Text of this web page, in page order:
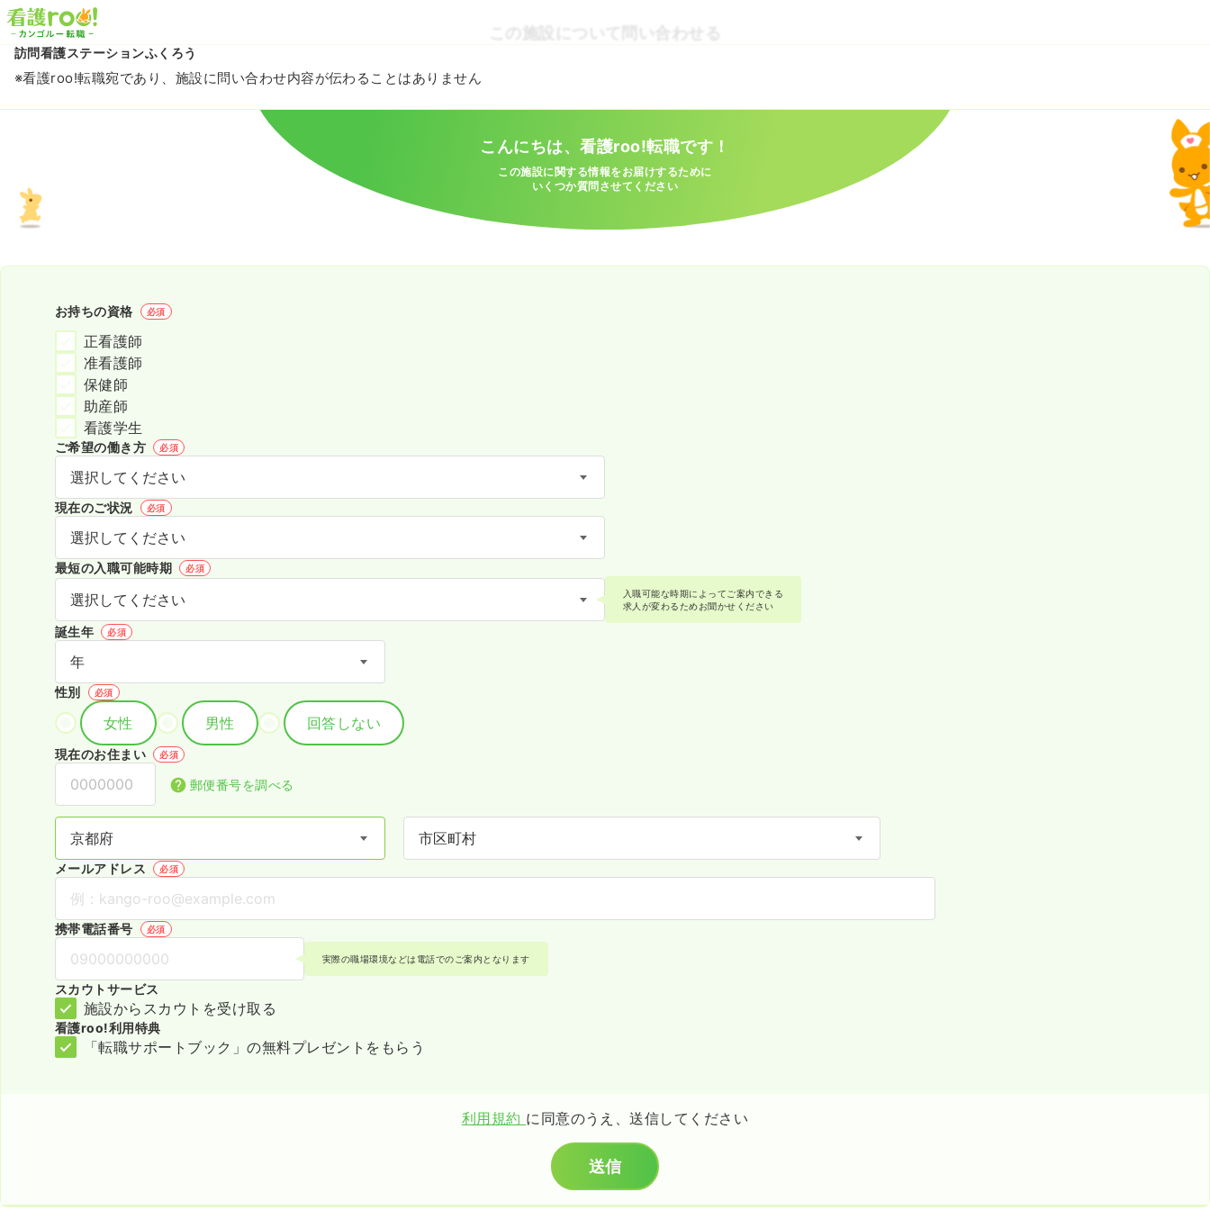
この施設について問い合わせる
訪問看護ステーションふくろう
※看護roo!転職宛であり、施設に問い合わせ内容が伝わることはありません
こんにちは、看護roo!転職です！
この施設に関する情報をお届けするために
いくつか質問させてください
お持ちの資格 必須
正看護師
准看護師
保健師
助産師
看護学生
ご希望の働き方 必須
現在のご状況 必須
最短の入職可能時期 必須
入職可能な時期によってご案内できる
求人が変わるためお聞かせください
誕生年 必須
性別 必須
女性 男性 回答しない
現在のお住まい 必須
郵便番号を調べる
メールアドレス 必須
携帯電話番号 必須
実際の職場環境などは電話でのご案内となります
スカウトサービス
施設からスカウトを受け取る
看護roo!利用特典
「転職サポートブック」の無料プレゼントをもらう
利用規約 に同意のうえ、送信してください
送信